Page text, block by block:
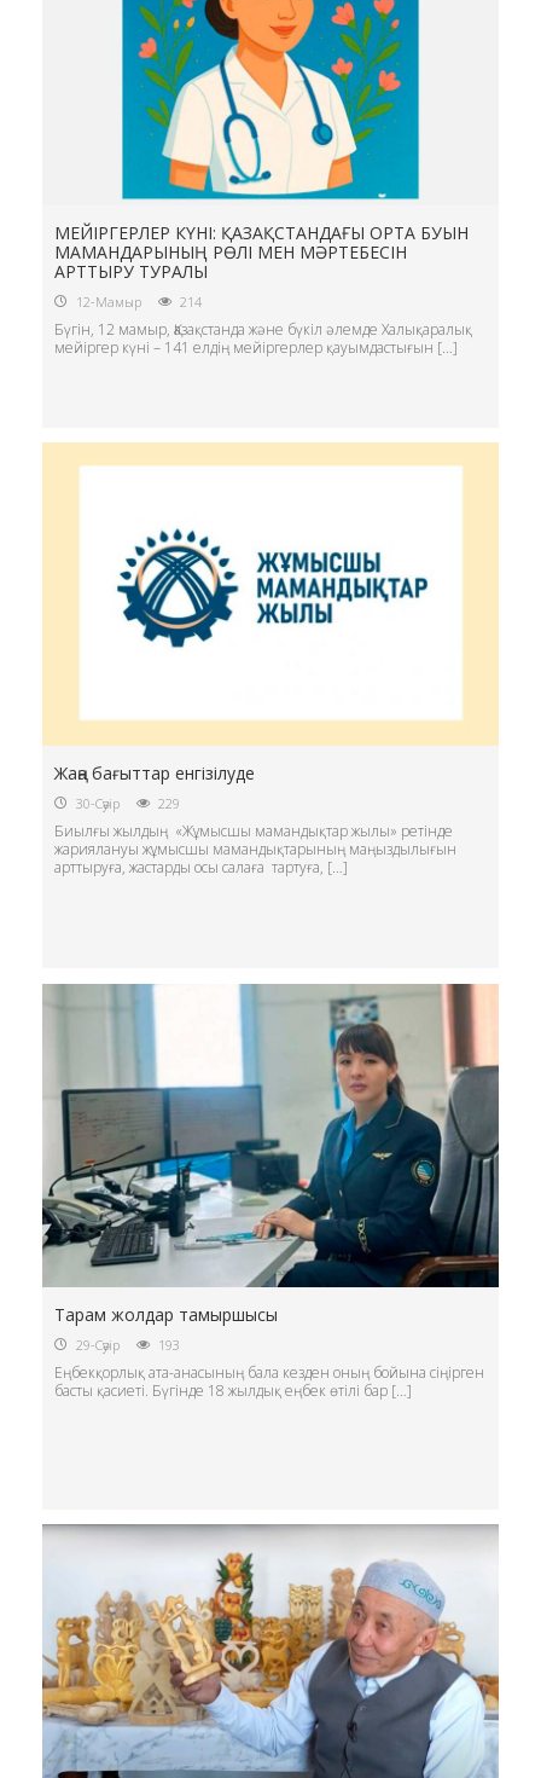
МЕЙІРГЕРЛЕР КҮНІ: ҚАЗАҚСТАНДАҒЫ ОРТА БУЫН
МАМАНДАРЫНЫҢ РӨЛІ МЕН МӘРТЕБЕСІН
АРТТЫРУ ТУРАЛЫ
12-Мамыр 214
Бүгін, 12 мамыр, Қазақстанда және бүкіл әлемде Халықаралық
мейіргер күні – 141 елдің мейіргерлер қауымдастығын […]
Жаңа бағыттар енгізілуде
30-Сәуір 229
Биылғы жылдың «Жұмысшы мамандықтар жылы» ретінде
жариялануы жұмысшы мамандықтарының маңыздылығын
арттыруға, жастарды осы салаға тартуға, […]
Тарам жолдар тамыршысы
29-Сәуір 193
Еңбекқорлық ата-анасының бала кезден оның бойына сіңірген
басты қасиеті. Бүгінде 18 жылдық еңбек өтілі бар […]